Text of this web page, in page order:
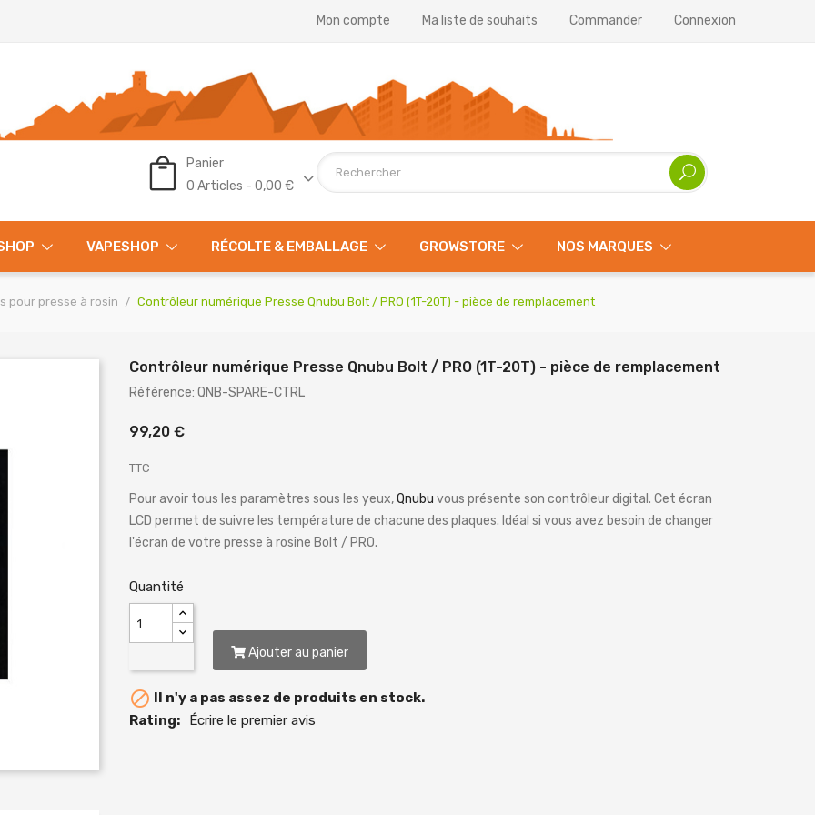
Mon compte Ma liste de souhaits Commander Connexion
Panier
0 Articles - 0,00 €
VAPESHOP RÉCOLTE & EMBALLAGE GROWSTORE NOS MARQUES
pour presse à rosin Contrôleur numérique Presse Qnubu Bolt / PRO (1T-20T) - pièce de remplacement
Contrôleur numérique Presse Qnubu Bolt / PRO (1T-20T) - pièce de remplacement
Référence: QNB-SPARE-CTRL
99,20 €
TTC
Pour avoir tous les paramètres sous les yeux,Qnubu vous présente son contrôleur digital. Cet écran
LCD permet de suivre les température de chacune des plaques. Idéal si vous avez besoin de changer
l'écran de votre presse à rosine Bolt / PRO.
Quantité
Ajouter au panier
 Il n'y a pas assez de produits en stock.
Rating:
Écrire le premier avis